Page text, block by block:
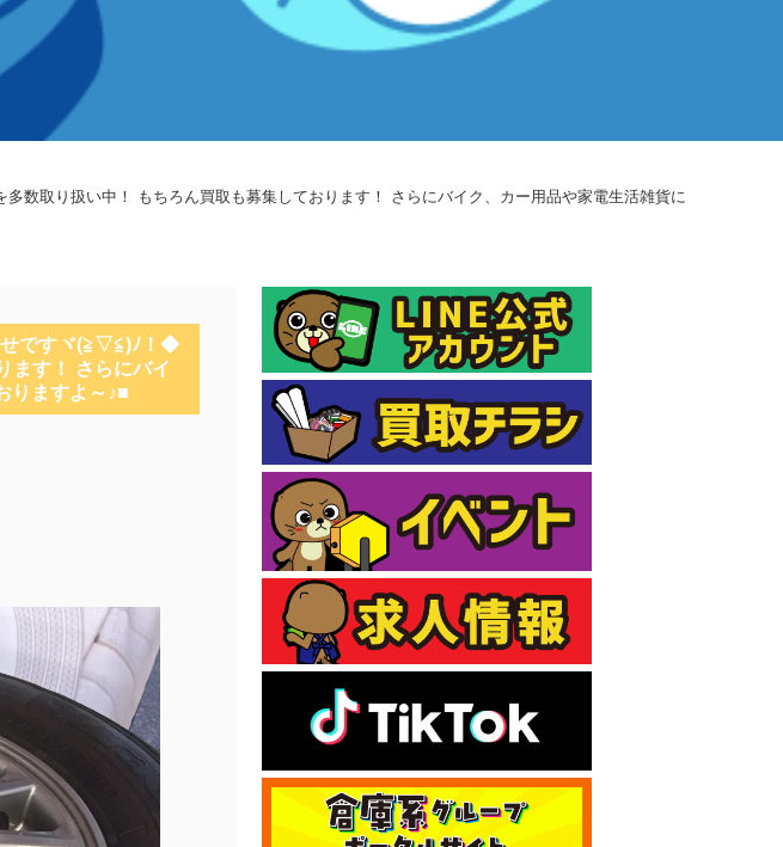
数取り扱い中！ もちろん買取も募集しております！ さらにバイク、カー用品や家電生活雑貨に
せですヾ(≧▽≦)ﾉ！◆
ます！ さらにバイ
りますよ～♪■